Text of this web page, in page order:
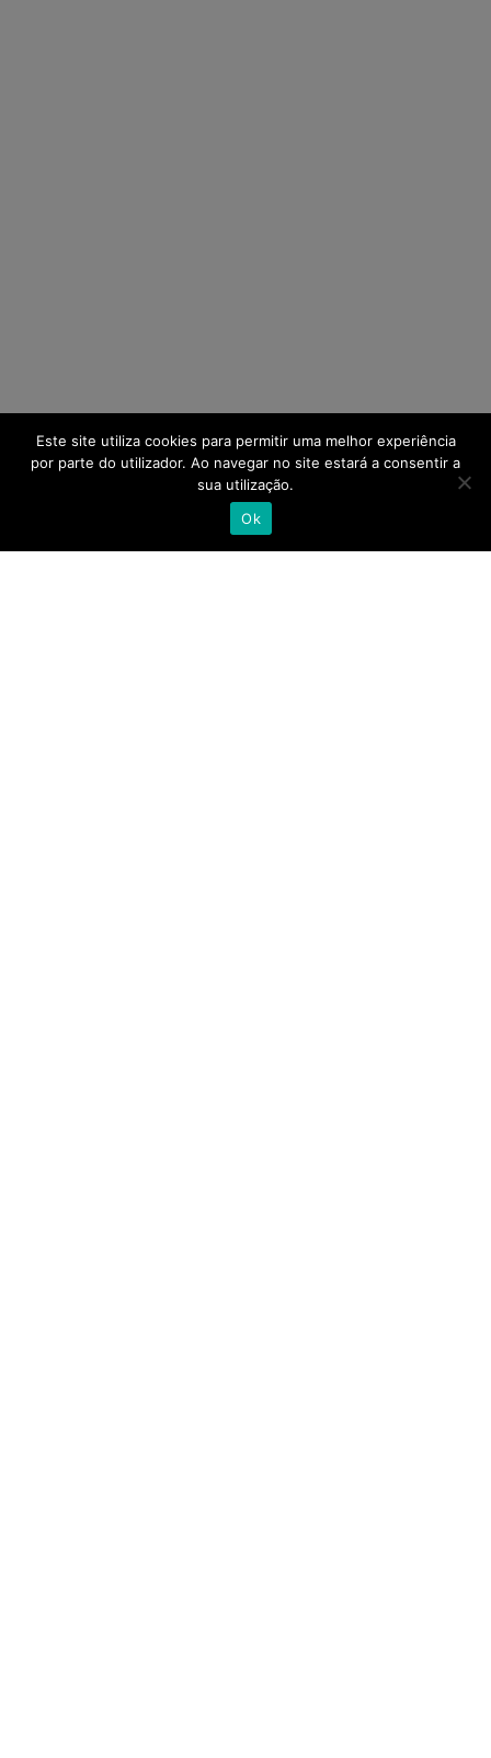
Este site utiliza cookies para permitir uma melhor experiência
por parte do utilizador. Ao navegar no site estará a consentir a
sua utilização.
Ok